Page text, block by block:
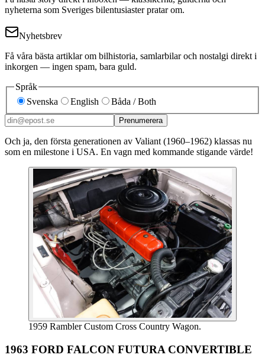
nyheterna som Sveriges bilentusiaster pratar om.
Nyhetsbrev
Få våra bästa artiklar om bilhistoria, samlarbilar och nostalgi direkt i
inkorgen — ingen spam, bara guld.
Språk
Svenska
English Båda / Both
Prenumerera
Och ja, den första generationen av Valiant (1960–1962) klassas nu
som en milestone i USA. En vagn med kommande stigande värde!
1959 Rambler Custom Cross Country Wagon.
1963 FORD FALCON FUTURA CONVERTIBLE